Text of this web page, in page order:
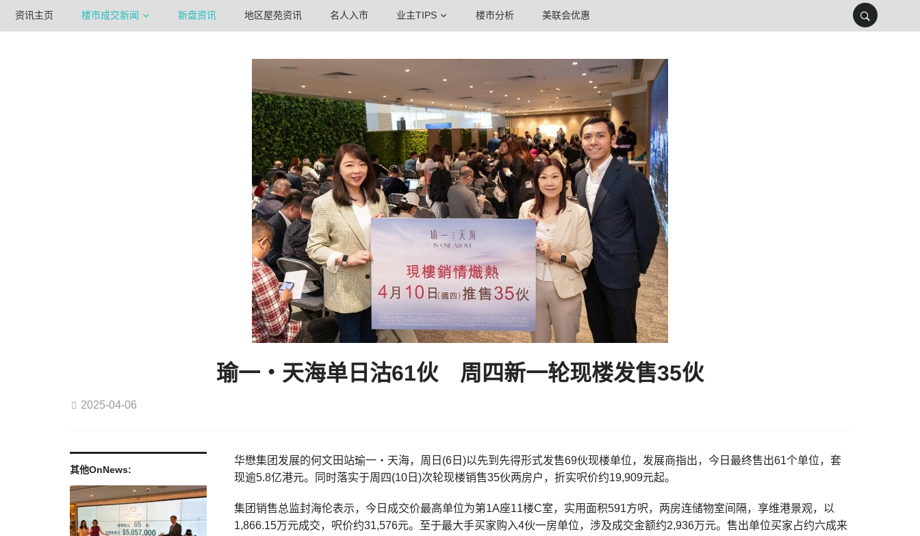
资讯主页 楼市成交新闻 新盘资讯 地区屋苑资讯 名人入市 业主TIPS 楼市分析 美联会优惠
瑜一‧天海单日沽61伙 周四新一轮现楼发售35伙
2025-04-06
其他OnNews:
华懋集团发展的何文田站瑜一‧天海，周日(6日)以先到先得形式发售69伙现楼单位，发展商指出，今日最终售出61个单位，套
现逾5.8亿港元。同时落实于周四(10日)次轮现楼销售35伙两房户，折实呎价约19,909元起。
集团销售总监封海伦表示，今日成交价最高单位为第1A座11楼C室，实用面积591方呎，两房连储物室间隔，享维港景观，以
1,866.15万元成交，呎价约31,576元。至于最大手买家购入4伙一房单位，涉及成交金额约2,936万元。售出单位买家占约六成来